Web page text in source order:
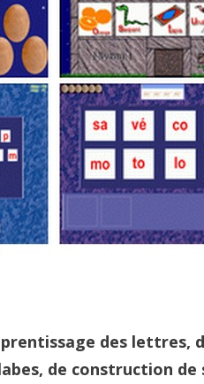
des lettres,
de construction de